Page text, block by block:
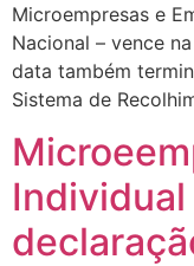
Microempresas e
Nacional – vence
data também
Sistema de